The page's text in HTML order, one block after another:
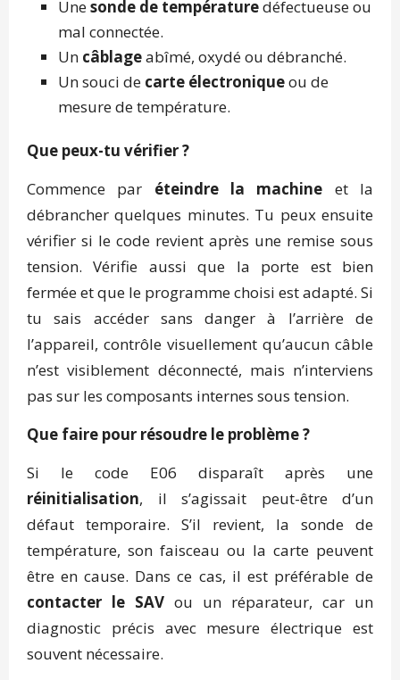
Unesonde de températuredéfectueuse ou
mal connectée.
Un câblageabîmé, oxydé ou débranché.
Un souci de carte électroniqueou de
mesure de température.
Que peux-tu vérifier ?
Commence par éteindre la machine et la
débrancher quelques minutes. Tu peux ensuite
vérifier si le code revient après une remise sous
tension. Vérifie aussi que la porte est bien
fermée et que le programme choisi est adapté. Si
tu sais accéder sans danger à l’arrière de
l’appareil, contrôle visuellement qu’aucun câble
n’est visiblement déconnecté, mais n’interviens
pas sur les composants internes sous tension.
Que faire pour résoudre le problème ?
Si le code E06 disparaît après une
réinitialisation, il s’agissait peut-être d’un
défaut temporaire. S’il revient, la sonde de
température, son faisceau ou la carte peuvent
être en cause. Dans ce cas, il est préférable de
contacter le SAV ou un réparateur, car un
diagnostic précis avec mesure électrique est
souvent nécessaire.